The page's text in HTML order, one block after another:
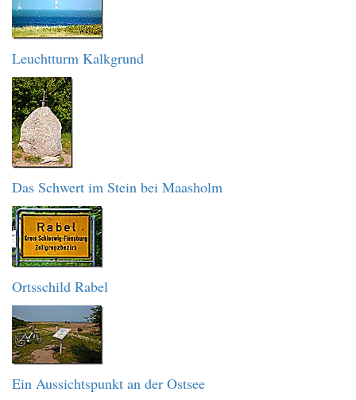
Leuchtturm Kalkgrund
Das Schwert im Stein bei Maasholm
Ortsschild Rabel
Ein Aussichtspunkt an der Ostsee